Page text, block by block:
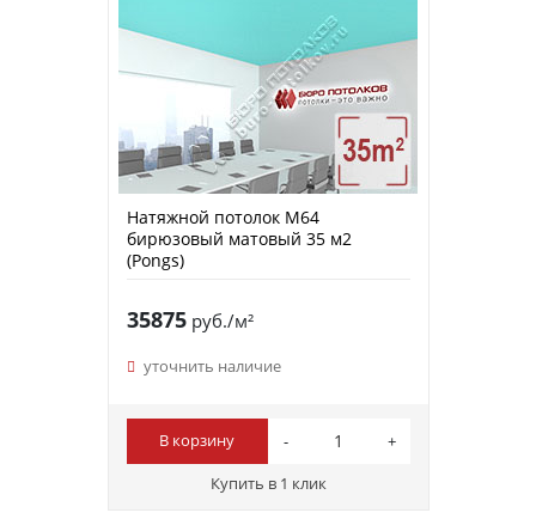
Натяжной потолок M64
бирюзовый матовый 35 м2
(Pongs)
35875руб./м²
уточнить наличие
В корзину
Купить в 1 клик